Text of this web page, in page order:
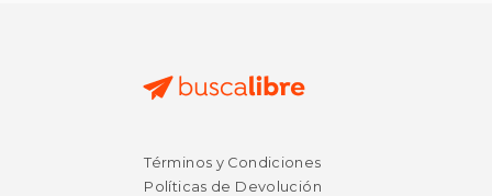
$ 104.82 dcto.
Términos y Condiciones
Políticas de Devolución